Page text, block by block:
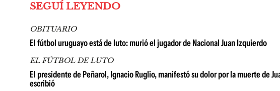
SEGUÍ LEYENDO
OBITUARIO
El fútbol uruguayo está de luto: murió el jugador de Nacional Juan Izquierdo
EL FÚTBOL DE LUTO
El presidente de Peñarol, Ignacio Ruglio, manifestó su dolor por la muerte de
escribió